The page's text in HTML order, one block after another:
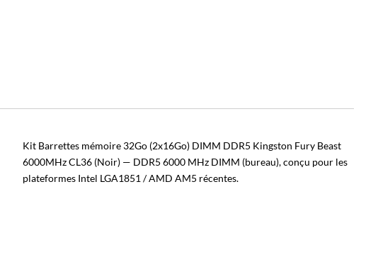
Kit Barrettes mémoire 32Go (2x16Go) DIMM DDR5 Kingston Fury Beast
6000MHz CL36 (Noir) — DDR5 6000 MHz DIMM (bureau), conçu pour les
plateformes Intel LGA1851 / AMD AM5 récentes.